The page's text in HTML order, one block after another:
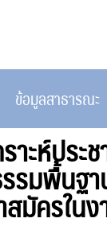
ข้อมูลสาธารณะ
าะห์ปร
รมพื้นฐ
มัครใน